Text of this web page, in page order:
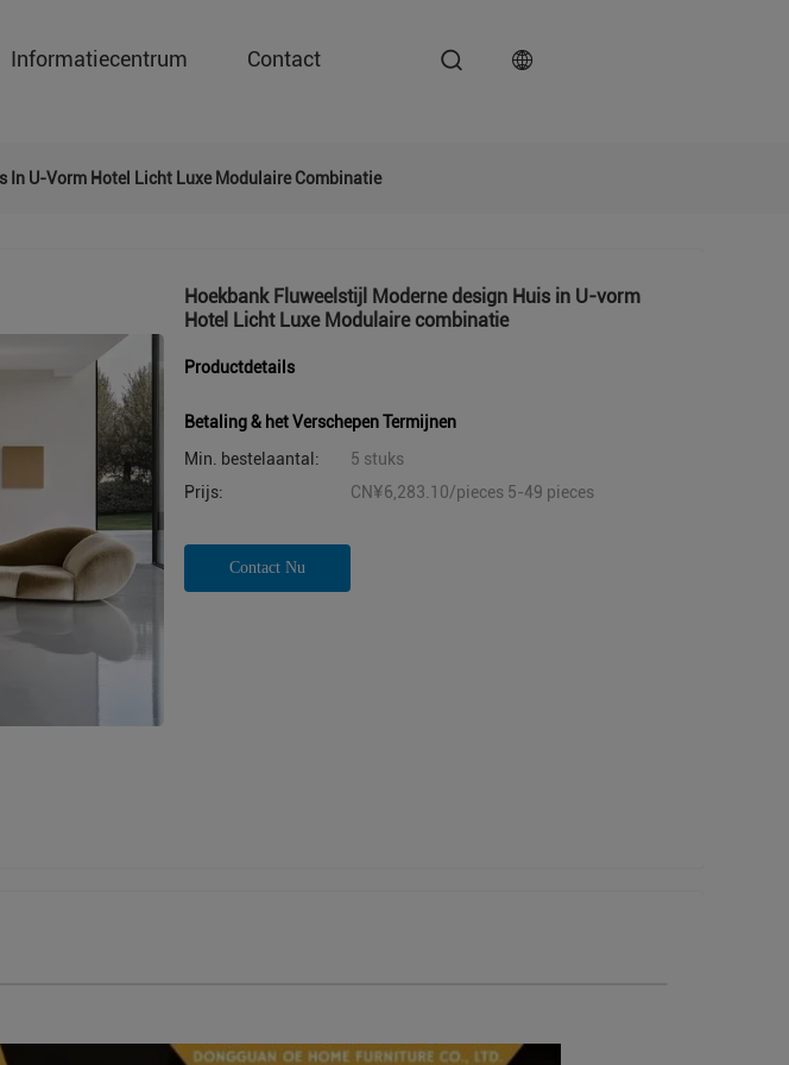
Informatiecentrum Contact
In U-Vorm Hotel Licht Luxe Modulaire Combinatie
Hoekbank Fluweelstijl Moderne design Huis in U-vorm
Hotel Licht Luxe Modulaire combinatie
Productdetails
Betaling & het Verschepen Termijnen
Min. bestelaantal:
5 stuks
Prijs:
CN¥6,283.10/pieces 5-49 pieces
Contact Nu